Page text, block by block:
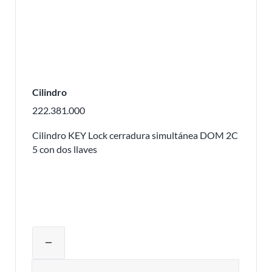
Cilindro
222.381.000
Cilindro KEY Lock cerradura simultánea DOM 2C
5 con dos llaves
remove